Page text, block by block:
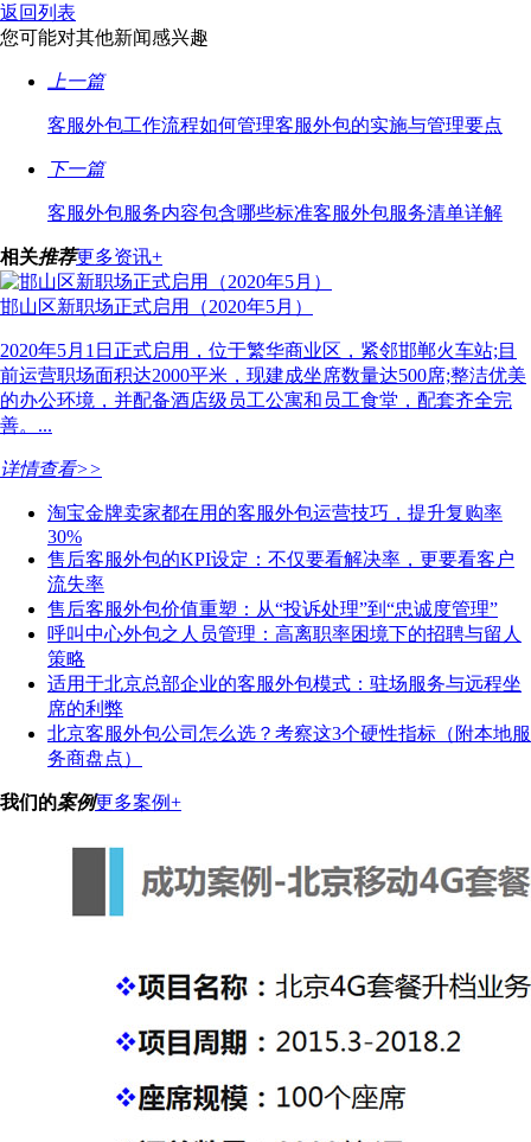
返回列表
您可能对其他新闻感兴趣
上一篇
客服外包工作流程如何管理客服外包的实施与管理要点
下一篇
客服外包服务内容包含哪些标准客服外包服务清单详解
相关推荐更多资讯+
邯山区新职场正式启用（2020年5月）
2020年5月1日正式启用，位于繁华商业区，紧邻邯郸火车站;目
前运营职场面积达2000平米，现建成坐席数量达500席;整洁优美
的办公环境，并配备酒店级员工公寓和员工食堂，配套齐全完
善。...
详情查看>>
淘宝金牌卖家都在用的客服外包运营技巧，提升复购率
30%
售后客服外包的KPI设定：不仅要看解决率，更要看客户
流失率
售后客服外包价值重塑：从“投诉处理”到“忠诚度管理”
呼叫中心外包之人员管理：高离职率困境下的招聘与留人
策略
适用于北京总部企业的客服外包模式：驻场服务与远程坐
席的利弊
北京客服外包公司怎么选？考察这3个硬性指标（附本地服
务商盘点）
我们的案例更多案例+